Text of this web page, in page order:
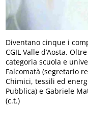
Diventano cinque i
CGIL Valle d’Aosta.
categoria scuola e
Falcomatà (segretario
Chimici, tessili ed
Pubblica) e Gabriele
(c.t.)